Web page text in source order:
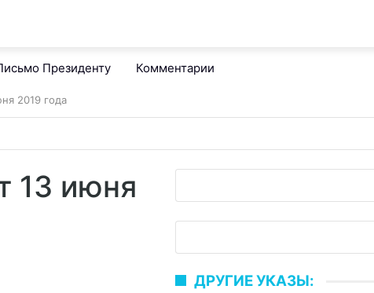
Президенту Комментарии
2019 года
13 июня
ДРУГИЕ УКАЗЫ: